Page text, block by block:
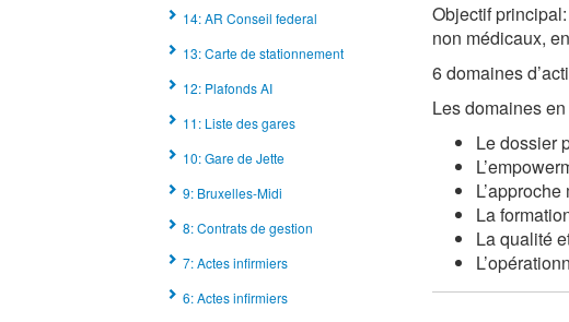
14: AR Conseil federal
13: Carte de stationnement
12: Plafonds AI
11: Liste des gares
10: Gare de Jette
9: Bruxelles-Midi
8: Contrats de gestion
7: Actes infirmiers
6: Actes infirmiers
Objectif
non médicaux,
6 domaines
Les domaines
Le dossier
La
La qualité